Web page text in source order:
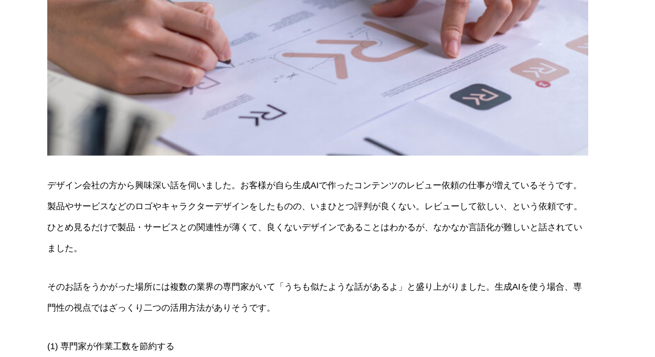
デザイン会社の方から興味深い話を伺いました。お客様が自ら生成AIで作ったコンテンツのレビュー依頼の仕事が増えているそうです。
製品やサービスなどのロゴやキャラクターデザインをしたものの、いまひとつ評判が良くない。レビューして欲しい、という依頼です。
ひとめ見るだけで製品・サービスとの関連性が薄くて、良くないデザインであることはわかるが、なかなか言語化が難しいと話されてい
ました。
そのお話をうかがった場所には複数の業界の専門家がいて「うちも似たような話があるよ」と盛り上がりました。生成AIを使う場合、専
門性の視点ではざっくり二つの活用方法がありそうです。
(1) 専門家が作業工数を節約する